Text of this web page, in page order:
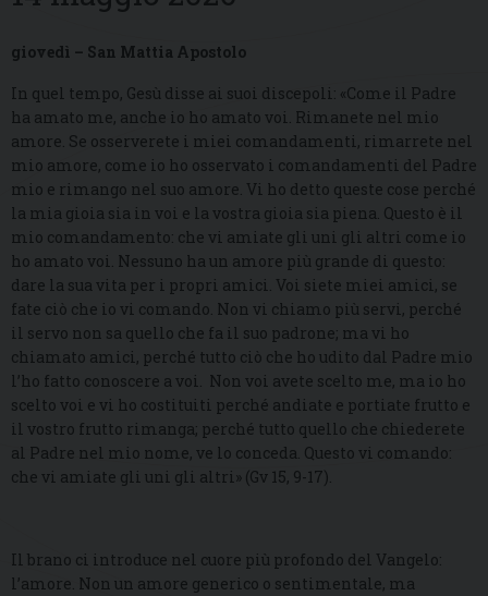
giovedì – San Mattia Apostolo
In quel tempo, Gesù disse ai suoi discepoli: «Come il Padre
ha amato me, anche io ho amato voi. Rimanete nel mio
amore. Se osserverete i miei comandamenti, rimarrete nel
mio amore, come io ho osservato i comandamenti del Padre
mio e rimango nel suo amore. Vi ho detto queste cose perché
la mia gioia sia in voi e la vostra gioia sia piena. Questo è il
mio comandamento: che vi amiate gli uni gli altri come io
ho amato voi. Nessuno ha un amore più grande di questo:
dare la sua vita per i propri amici. Voi siete miei amici, se
fate ciò che io vi comando. Non vi chiamo più servi, perché
il servo non sa quello che fa il suo padrone; ma vi ho
chiamato amici, perché tutto ciò che ho udito dal Padre mio
l’ho fatto conoscere a voi. Non voi avete scelto me, ma io ho
scelto voi e vi ho costituiti perché andiate e portiate frutto e
il vostro frutto rimanga; perché tutto quello che chiederete
al Padre nel mio nome, ve lo conceda. Questo vi comando:
che vi amiate gli uni gli altri» (Gv 15, 9-17).
Il brano ci introduce nel cuore più profondo del Vangelo:
l’amore. Non un amore generico o sentimentale, ma